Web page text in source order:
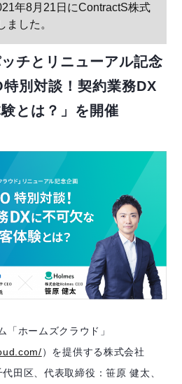
年8月21日にContractS株式
ました。
チとリニューアル記念
別対談！契約業務DX
とは？」を開催
「ホームズクラウド」
）を提供する株式会社
田区、代表取締役：笹原 健太、